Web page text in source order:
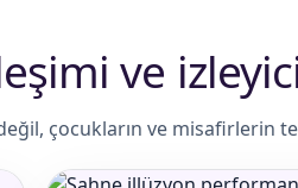
ve
çocukların ve misafirlerin